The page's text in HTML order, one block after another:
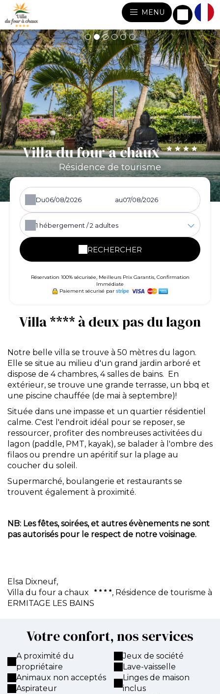
MENU
Villa du four a chaux
Résidence de tourisme
Du au
1 hébergement /2 adultes
RECHERCHER
Réservation 100% sécurisée, Meilleurs Prix Garantis, Confirmation
Immédiate
Paiement sécurisé par
Villa **** à deux pas du lagon
Notre belle villa se trouve à 50 mètres du lagon.
Elle se situe au milieu d'un grand jardin arboré et
dispose de 4 chambres, 4 salles de bains. En
extérieur, se trouve une grande terrasse, un bbq et
une piscine chauffée (de mai à septembre)!
Située dans une impasse et un quartier résidentiel
calme. C'est l'endroit idéal pour se reposer, se
ressourcer, profiter des nombreuses activitées du
lagon (paddle, PMT, kayak), se balader à l'ombre des
filaos ou prendre un apéritif sur la plage au
coucher du soleil.
Supermarché, boulangerie et restaurants se
trouvent également à proximité.
NB: Les fêtes, soirées, et autres évènements ne sont
pas autorisés pour le respect de notre voisinage.
Elsa Dixneuf,
Villa du four a chaux
, Résidence de tourisme à
ERMITAGE LES BAINS
Votre confort, nos services
A proximité du
propriétaire
Animaux non acceptés
Aspirateur
Jeux de société
Lave-vaisselle
Linges de maison
inclus